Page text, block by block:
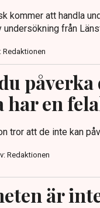
kommer att handla
undersökning från
Redaktionen
har en
tror att de inte kan
Redaktionen
är